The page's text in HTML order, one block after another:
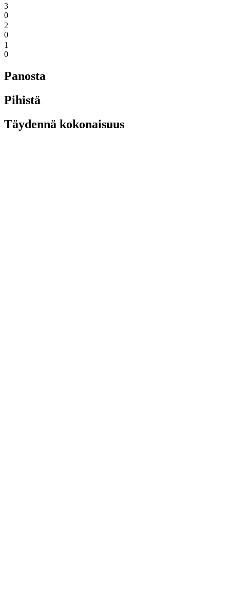
3
0
2
0
1
0
Panosta
Pihistä
Täydennä kokonaisuus